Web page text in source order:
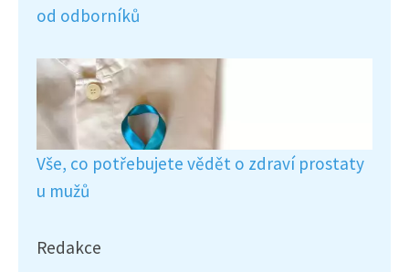
od odborníků
Vše, co potřebujete vědět o zdraví prostaty
u mužů
Redakce